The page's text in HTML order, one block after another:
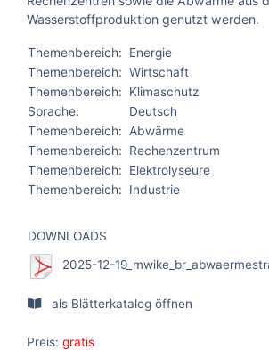
Wasserstoffproduktion genutzt werden.
Themenbereich:
Energie
Themenbereich: Wirtschaft
Themenbereich:
Klimaschutz
Sprache:
Deutsch
Themenbereich:
Abwärme
Themenbereich:
Rechenzentrum
Themenbereich:
Elektrolyseure
Themenbereich:
Industrie
DOWNLOADS
2025-12-
als Blätterkatalog öffnen
Preis: gratis